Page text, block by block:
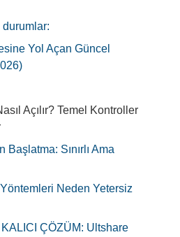
durumlar:
Yol Açan Güncel
Açılır? Temel Kontroller
Sınırlı Ama
Neden Yetersiz
ÇÖZÜM: Ultshare